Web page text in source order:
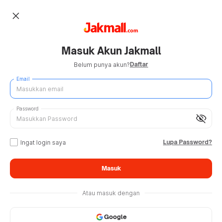
close
Masuk Akun Jakmall
Belum punya akun?Daftar
Email
visibility_off
Password
Ingat login saya Lupa Password?
Masuk
Atau masuk dengan
Google